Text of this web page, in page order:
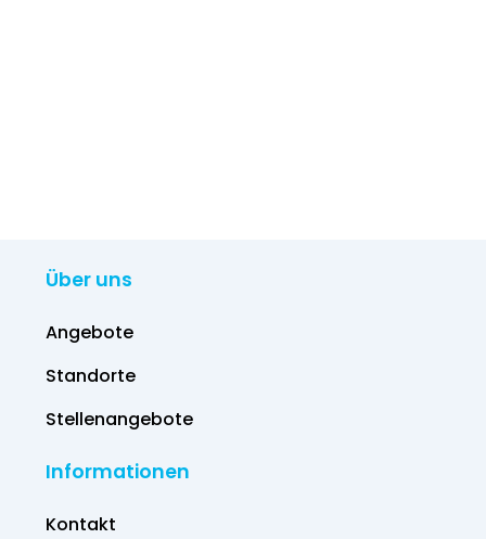
Über uns
Angebote
Standorte
Stellenangebote
Informationen
Kontakt